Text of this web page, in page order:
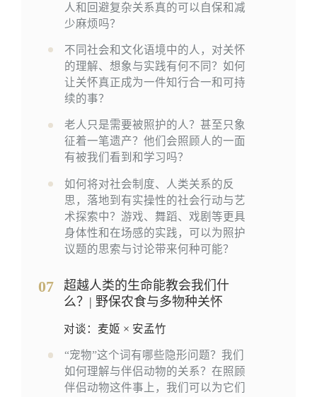
人和回避复杂关系真的可以自保和减
少麻烦吗？
不同社会和文化语境中的人，对关怀
的理解、想象与实践有何不同？如何
让关怀真正成为一件知行合一和可持
续的事？
老人只是需要被照护的人？甚至只象
征着一笔遗产？他们会照顾人的一面
有被我们看到和学习吗？
如何将对社会制度、人类关系的反
思，落地到有实操性的社会行动与艺
术探索中？游戏、舞蹈、戏剧等更具
身体性和在场感的实践，可以为照护
议题的思索与讨论带来何种可能？
07
超越人类的生命能教会我们什
么？| 野保农食与多物种关怀
对谈：麦姬 × 安孟竹
“宠物”这个词有哪些隐形问题？我们
如何理解与伴侣动物的关系？在照顾
伴侣动物这件事上，我们可以为它们